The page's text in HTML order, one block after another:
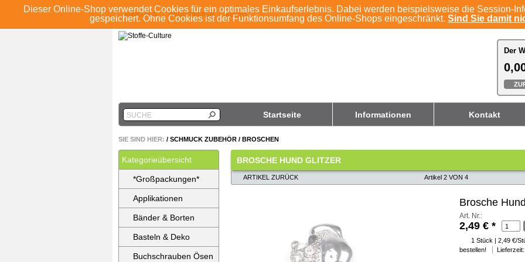
Dieser Online-Shop verwendet Cookies für ein optimales Einkaufserlebnis. Dabei werden beispielsweise die Session-
gespeichert. Ohne Cookies ist der Funktionsumfang des Online-Shops eingeschränkt. Sind Sie damit
ANMELDEN REGISTRIEREN KONTO
Startseite Informationen Kontakt
Der
Der
SUCHE
SIE SIND HIER: / SCHMUCK ZUBEHÖR / BROSCHEN
Kategorieübersicht
*Großpackungen*
Applikationen
Bänder & Borten
Basteln & Deko
Buchschrauben Ösen
BROSCHE HUND GLITZER
ARTIKEL ZURÜCK Artikel 2 VON 4
Brosche
Art. Nr.:
2,49 € *
1 Stück | 2,49 €/
bestellen!